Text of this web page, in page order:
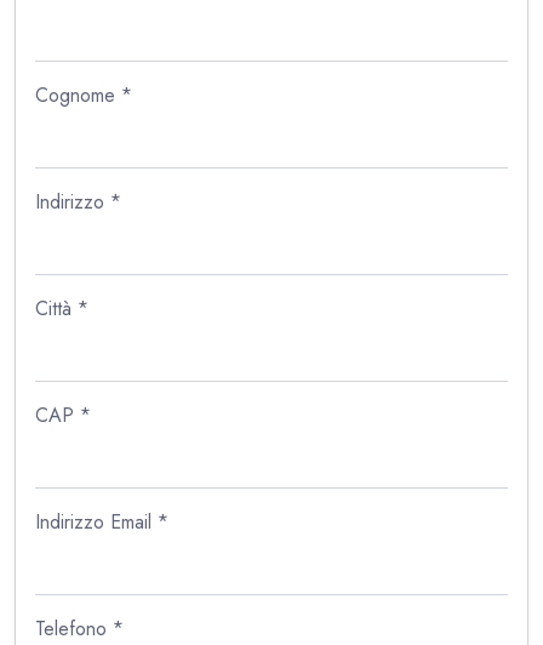
Cognome *
Indirizzo *
Città *
CAP *
Indirizzo Email *
Telefono *